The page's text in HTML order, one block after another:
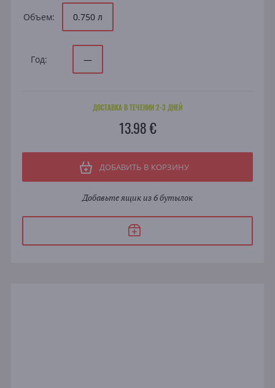
Объем: 0.750 л
Год: —
ДОСТАВКА В ТЕЧЕНИИ 2-3 ДНЕЙ
13.98 €
ДОБАВИТЬ В КОРЗИНУ
Добавьте ящик из 6 бутылок